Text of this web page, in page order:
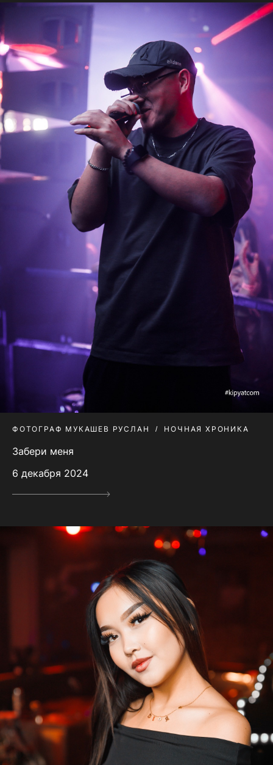
ФОТОГРАФ МУКАШЕВ РУСЛАН НОЧНАЯ ХРОНИКА
Забери меня
6 декабря 2024